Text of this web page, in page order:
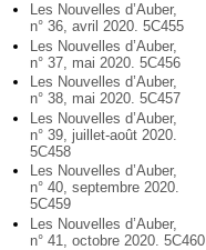
Les Nouvelles d’Auber,
n° 36, avril 2020. 5C455
Les Nouvelles d’Auber,
n° 37, mai 2020. 5C456
Les Nouvelles d’Auber,
n° 38, mai 2020. 5C457
Les Nouvelles d’Auber,
n° 39, juillet-août 2020.
5C458
Les Nouvelles d’Auber,
n° 40, septembre 2020.
5C459
Les Nouvelles d’Auber,
n° 41, octobre 2020. 5C460